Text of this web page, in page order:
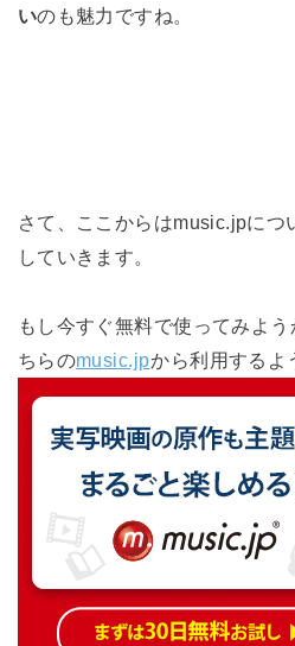
いのも魅力ですね。
さて、ここからはmusic.jpにつ
していきます。
もし今すぐ無料で使ってみよ
ちらのmusic.jpから利用するよ